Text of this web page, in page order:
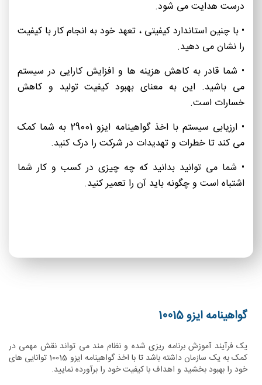
درست هدایت می شود.
• با چنین استاندارد کیفیتی ، تعهد خود به انجام کار با کیفیت
را نشان می دهید.
• شما قادر به کاهش هزینه ها و افزایش کارایی در سیستم
می باشید. این به معنای بهبود کیفیت تولید و کاهش
خسارات است.
• ارزیابی سیستم با اخذ گواهینامه ایزو 29001 به شما کمک
می کند تا خطرات و تهدیدات در شرکت را درک کنید.
• شما می توانید بدانید که چه چیزی در کسب و کار شما
اشتباه است و چگونه باید آن را تعمیر کنید.
گواهینامه ایزو 10015
یک فرآیند آموزش برنامه ریزی شده و نظام مند می تواند نقش مهمی در
کمک به یک سازمان داشته باشد تا با اخذ گواهینامه ایزو 10015 توانایی های
خود را بهبود بخشید و اهداف با کیفیت خود را برآورده نمایید.